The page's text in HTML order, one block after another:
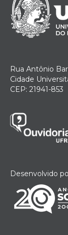
Rua Antônio
Cidade
CEP: 21941-853
Desenvolvido